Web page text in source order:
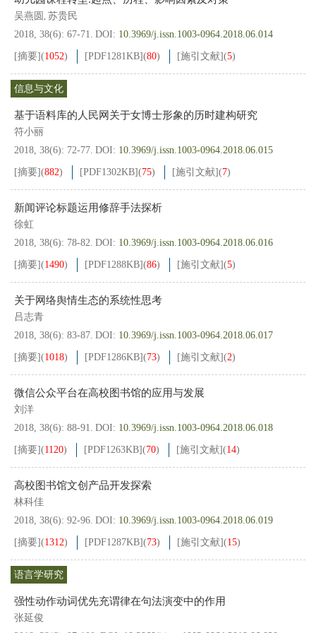
吴燕圆 , 苏贵民
2018, 38(6): 67-71. DOI: 10.3969/j.issn.1003-0964.2018.06.014
[摘要](1052) [PDF1281KB](80) [施引文献](5)
信息与文化
基于语料库的人民网关于女博士形象的历时建构研究
符小丽
2018, 38(6): 72-77. DOI: 10.3969/j.issn.1003-0964.2018.06.015
[摘要](882) [PDF1302KB](75) [施引文献](7)
新闻评论标题运用修辞手法探析
徐虹
2018, 38(6): 78-82. DOI: 10.3969/j.issn.1003-0964.2018.06.016
[摘要](1490) [PDF1288KB](86) [施引文献](5)
关于网络舆情生态的系统性思考
吕志青
2018, 38(6): 83-87. DOI: 10.3969/j.issn.1003-0964.2018.06.017
[摘要](1018) [PDF1286KB](73) [施引文献](2)
微信公众平台在高校图书馆的应用与发展
刘洋
2018, 38(6): 88-91. DOI: 10.3969/j.issn.1003-0964.2018.06.018
[摘要](1120) [PDF1263KB](70) [施引文献](14)
高校图书馆文创产品开发探索
林科佳
2018, 38(6): 92-96. DOI: 10.3969/j.issn.1003-0964.2018.06.019
[摘要](1312) [PDF1287KB](73) [施引文献](15)
语言学研究
强性动作动词优先充谓律在句法演变中的作用
张延俊